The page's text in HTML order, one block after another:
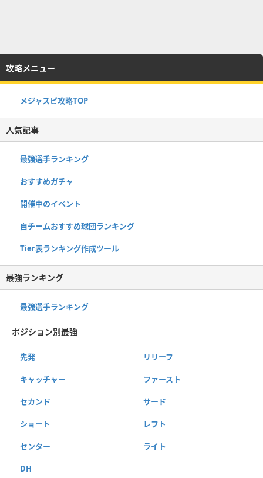
攻略メニュー
メジャスピ攻略TOP
人気記事
最強選手ランキング
おすすめガチャ
開催中のイベント
自チームおすすめ球団ランキング
Tier表ランキング作成ツール
最強ランキング
最強選手ランキング
ポジション別最強
先発 リリーフ
キャッチャー ファースト
セカンド サード
ショート レフト
センター ライト
DH